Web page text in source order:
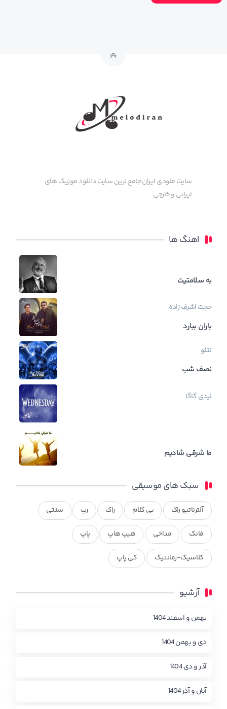
سایت ملودی ایران جامع ترین سایت دانلود موزیک های
ایرانی و خارجی
اهنگ ها
به سلامتیت
حجت اشرف زاده
باران ببارد
تتلو
نصف شب
لیدی گاگا
ما شرقی شادیم
سبک های موسیقی
آلترناتیو راک بی کلام راک رپ سنتی
فانک مداحی هیپ هاپ پاپ
کلاسیک-رمانتیک کی پاپ
آرشیو
بهمن و اسفند 1404
دی و بهمن 1404
آذر و دی 1404
آبان و آذر 1404